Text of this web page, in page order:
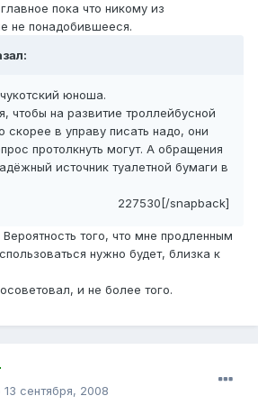
пока что никому из
не понадобившееся.
юноша.
чтобы на развитие троллейбусной
скорее в управу писать надо, они
протолкнуть могут. А обращения
источник туалетной бумаги в
227530[/snapback]
того, что мне продленным
нужно будет, близка к
и не более того.
13 сентября, 2008